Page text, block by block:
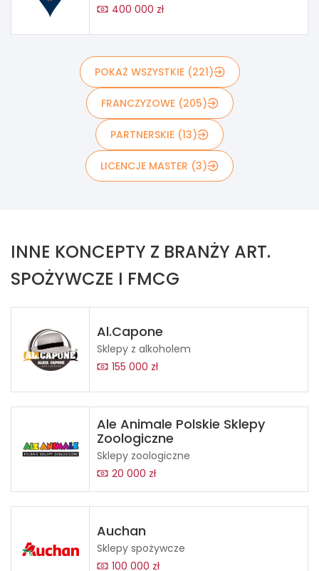
400 000 zł
POKAŻ WSZYSTKIE (221)
FRANCZYZOWE (205)
PARTNERSKIE (13)
LICENCJE MASTER (3)
INNE KONCEPTY Z BRANŻY ART.
SPOŻYWCZE I FMCG
Al.Capone
Sklepy z alkoholem
155 000 zł
Ale Animale Polskie Sklepy
Zoologiczne
Sklepy zoologiczne
20 000 zł
Auchan
Sklepy spożywcze
100 000 zł